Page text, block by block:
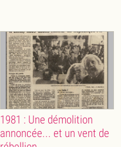
1981 : Une démolition
annoncée... et un vent de